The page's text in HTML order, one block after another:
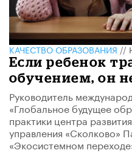
КАЧЕСТВО ОБРАЗОВАНИЯ//
Если ребенок
обучением, он
Руководитель
«Глобальное будущее
практики центра
управления «Сколково»
«Экосистемном